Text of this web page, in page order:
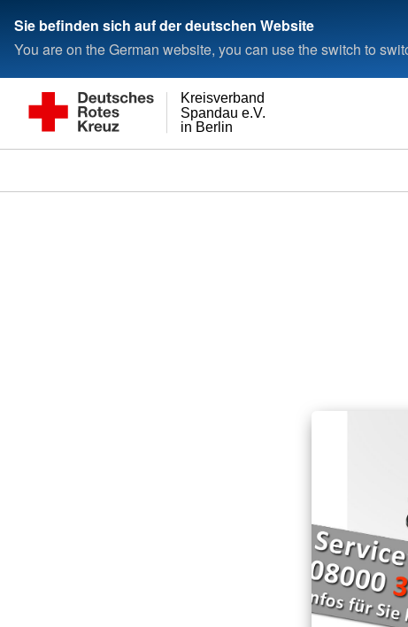
Sie befinden sich auf der deutschen Website
You are on the German website, you can use the switch to
in Berlin
Spandau e.V.
Kreisverband